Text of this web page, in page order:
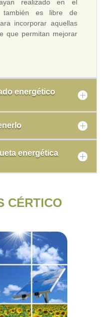
realizado en el
también es libre de
incorporar aquellas
que permitan mejorar
energético
energética
CÉRTICO